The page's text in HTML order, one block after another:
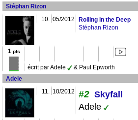
Stéphan Rizon
10. 05/2012
Rolling in the Deep
Stéphan Rizon
1pts
écrit par Adele
& Paul Epworth
Adele
11. 10/2012 #2 Skyfall
Adele